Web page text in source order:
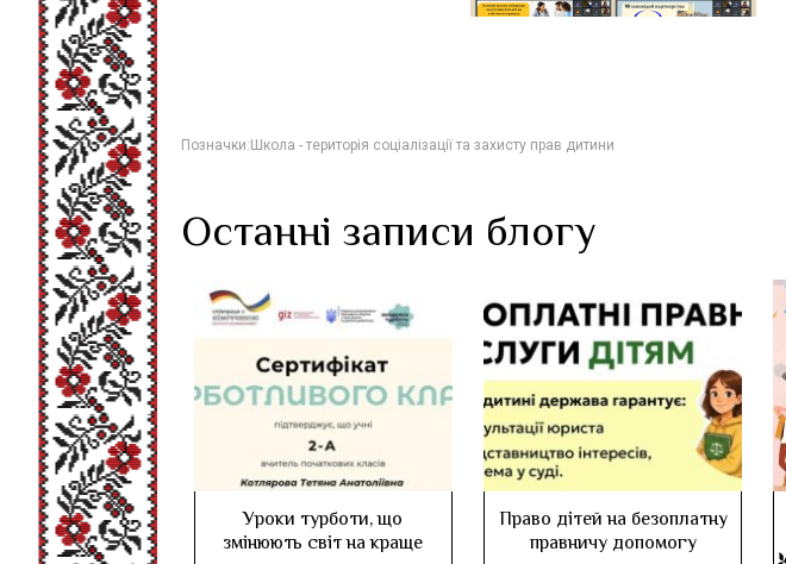
Позначки: Школа - територія соціалізації та захисту прав дитини
Останні записи блогу
Уроки турботи, що
змінюють світ на краще
Право дітей на безоплатну
правничу допомогу